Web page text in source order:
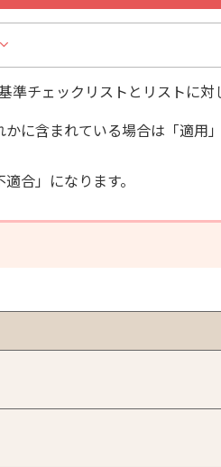
チェックリストとリストに
に含まれている場合は「適用
合」になります。